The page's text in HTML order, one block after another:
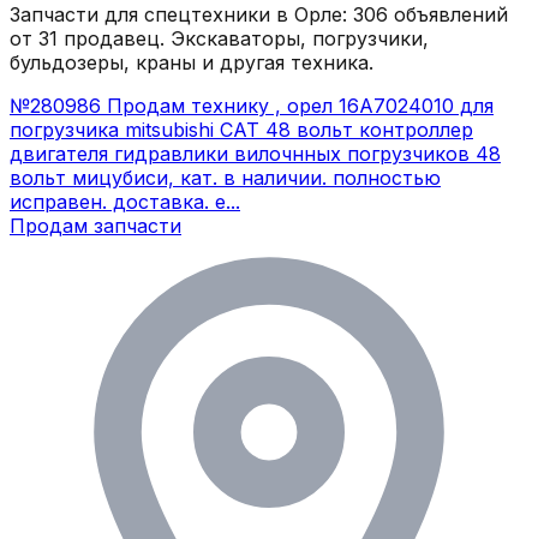
Запчасти для спецтехники в Орле: 306 объявлений
от 31 продавец. Экскаваторы, погрузчики,
бульдозеры, краны и другая техника.
№280986 Продам технику , орел 16A7024010 для
погрузчика mitsubishi CAT 48 вольт контроллер
двигателя гидравлики вилочнных погрузчиков 48
вольт мицубиси, кат. в наличии. полностью
исправен. доставка. е...
Продам запчасти